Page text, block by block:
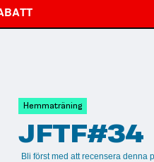
Hemmaträning
JFTF#34
Bli först med att recensera denna